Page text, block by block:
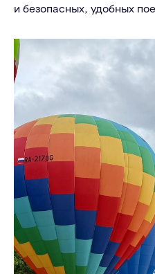
и безопасных, удобных